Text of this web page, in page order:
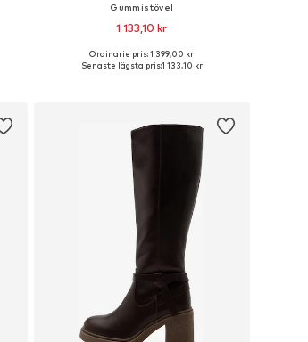
Gummistövel
1 133,10 kr
Tillgängliga storlekar: 38, 39, 40, 41, 42
Ordinarie pris: 1 399,00 kr
Senaste lägsta pris:1 133,10 kr